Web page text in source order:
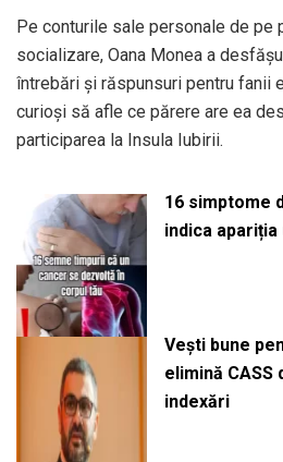
Pe conturile sale personale de pe
socializare, Oana Monea a
întrebări și răspunsuri pentru fanii
curioși să afle ce părere are ea
participarea la Insula Iubirii.
16 simptome
indica
Vești bune
elimină CASS
indexări